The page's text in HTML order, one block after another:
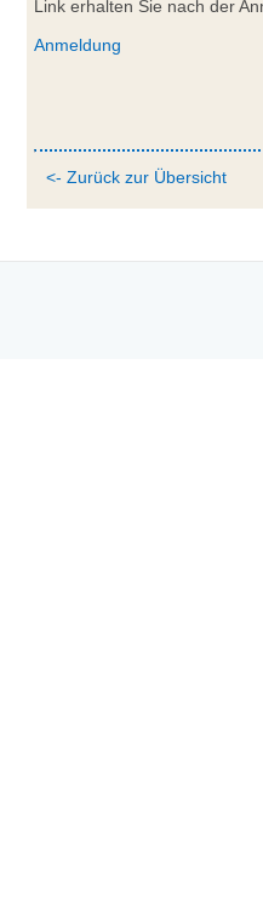
Link erhalten Sie nach der
Anmeldung
<- Zurück zur Übersicht